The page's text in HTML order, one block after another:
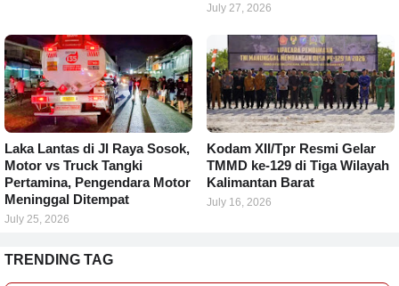
July 27, 2026
Laka Lantas di Jl Raya Sosok,
Motor vs Truck Tangki
Pertamina, Pengendara Motor
Meninggal Ditempat
July 25, 2026
Kodam XII/Tpr Resmi Gelar
TMMD ke-129 di Tiga Wilayah
Kalimantan Barat
July 16, 2026
TRENDING TAG